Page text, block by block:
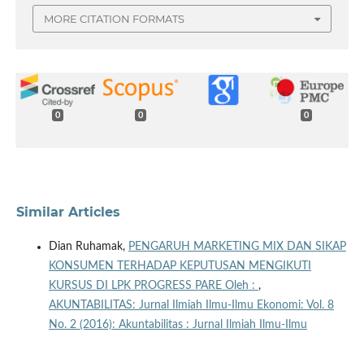
MORE CITATION FORMATS
0 0 0
Similar Articles
Dian Ruhamak, PENGARUH MARKETING MIX DAN SIKAP
KONSUMEN TERHADAP KEPUTUSAN MENGIKUTI
KURSUS DI LPK PROGRESS PARE Oleh : ,
AKUNTABILITAS: Jurnal Ilmiah Ilmu-Ilmu Ekonomi: Vol. 8
No. 2 (2016): Akuntabilitas : Jurnal Ilmiah Ilmu-Ilmu